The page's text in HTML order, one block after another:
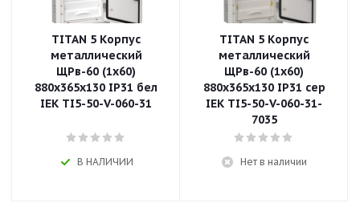
TITAN 5 Корпус
металлический
ЩРв-60 (1х60)
880х365х130 IP31 бел
IEK TI5-50-V-060-31
В НАЛИЧИИ
TITAN 5 Корпус
металлический
ЩРв-60 (1х60)
880х365х130 IP31 сер
IEK TI5-50-V-060-31-
7035
Нет в наличии